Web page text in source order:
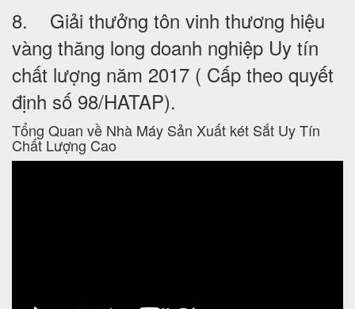
8. Giải thưởng tôn vinh thương hiệu
vàng thăng long doanh nghiệp Uy tín
chất lượng năm 2017 ( Cấp theo quyết
định số 98/HATAP).
Tổng Quan về Nhà Máy Sản Xuất két Sắt Uy Tín
Chất Lượng Cao